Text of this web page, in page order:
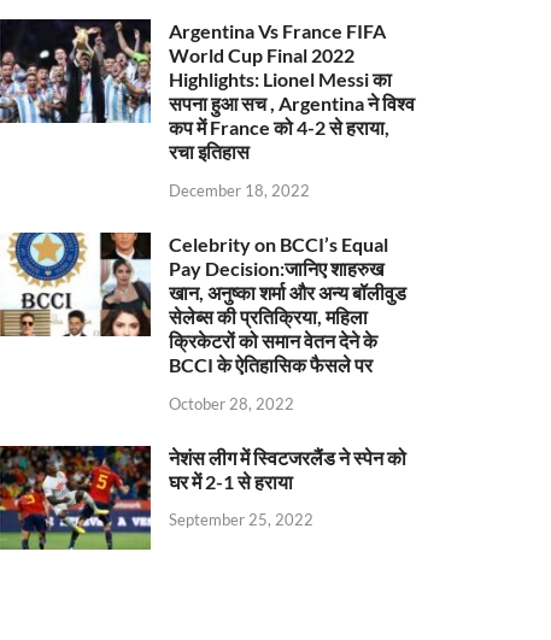
Argentina Vs France FIFA
World Cup Final 2022
Highlights: Lionel Messi का
सपना हुआ सच , Argentina ने विश्व
कप में France को 4-2 से हराया,
रचा इतिहास
December 18, 2022
Celebrity on BCCI’s Equal
Pay Decision:जानिए शाहरुख
खान, अनुष्का शर्मा और अन्य बॉलीवुड
सेलेब्स की प्रतिक्रिया, महिला
क्रिकेटरों को समान वेतन देने के
BCCI के ऐतिहासिक फैसले पर
October 28, 2022
नेशंस लीग में स्विटजरलैंड ने स्पेन को
घर में 2-1 से हराया
September 25, 2022